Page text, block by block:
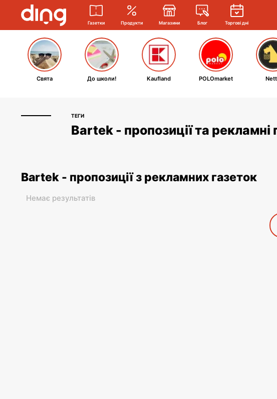
Газетки Продукти Магазини Блог Торгові дні
Свята До школи! Kaufland POLOmarket
ТЕГИ
Bartek - пропозиції та рекламні
Bartek - пропозиції з рекламних газеток
Немає результатів